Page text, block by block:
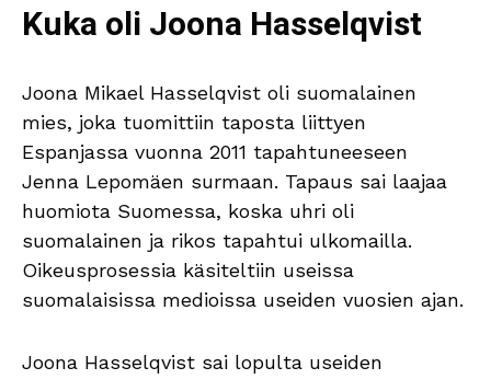
Kuka oli Joona Hasselqvist
Joona Mikael Hasselqvist oli suomalainen
mies, joka tuomittiin taposta liittyen
Espanjassa vuonna 2011 tapahtuneeseen
Jenna Lepomäen surmaan. Tapaus sai laajaa
huomiota Suomessa, koska uhri oli
suomalainen ja rikos tapahtui ulkomailla.
Oikeusprosessia käsiteltiin useissa
suomalaisissa medioissa useiden vuosien ajan.
Joona Hasselqvist sai lopulta useiden